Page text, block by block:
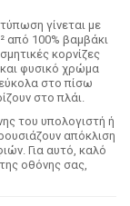
γίνεται με
από 100% βαμβάκι
κορνίζες
φυσικό χρώμα
στο πίσω
στο πλάι.
του υπολογιστή ή
απόκλιση
Για αυτό, καλό
οθόνης σας,